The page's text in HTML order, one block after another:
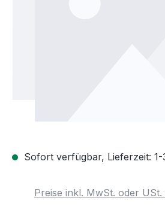
Sofort verfügbar, Lieferzeit: 1-
Preise inkl. MwSt. oder